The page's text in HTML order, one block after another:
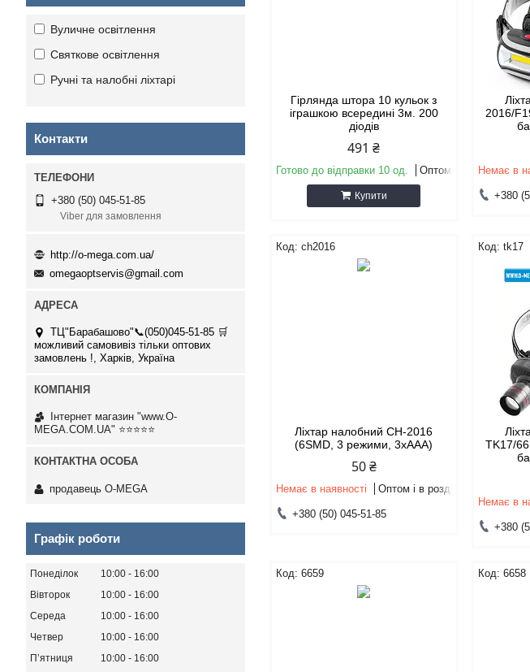
Гірлянда штора 10 кульок з
іграшкою всередині 3м. 200
діодів
491 ₴
Готово до відправки 10 од. Оптом і в роздріб
Купити
2016/
Немає в
+380
ch2016
Ліхтар налобний СH-2016
(6SMD, 3 режими, 3xAAA)
50 ₴
Немає в наявності Оптом і в роздріб
+380 (50) 045-51-85
tk17
TK17/
Немає в
+380
6659 6658
Вуличне освітлення
Святкове освітлення
Ручні та налобні ліхтарі
Контакти
+380 (50) 045-51-85
Viber для замовлення
http://o-mega.com.ua/
omegaoptservis@gmail.com
ТЦ"Барабашово"📞(050)045-51-85 🛒
можливий самовивіз тільки оптових
замовлень !, Харків, Україна
Інтернет магазин "www.O-
MEGA.COM.UA" ⭐⭐⭐⭐⭐
продавець O-MEGA
Графік роботи
Понеділок 10:00
16:00
Вівторок
10:00
16:00
Середа
10:00
16:00
Четвер
10:00
16:00
Пʼятниця
10:00
16:00